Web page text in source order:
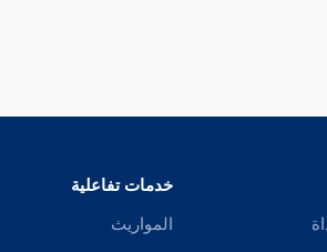
خدمات تفاعلية
المواريث